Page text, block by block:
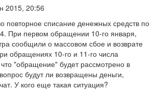
2015, 20:56
повторное списание денежных средств по
При первом обращении 10-го января,
сообщили о массовом сбое и возврате
обращениях 10-го и 11-го числа
"обращение" будет рассмотрено в
будут ли возвращены деньги,
У кого еще такая ситуация?